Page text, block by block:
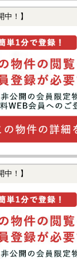
中！】
中！】